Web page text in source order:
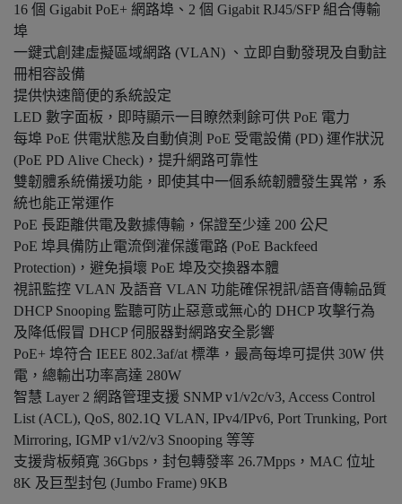
16 個 Gigabit PoE+ 網路埠、2 個 Gigabit RJ45/SFP 組合傳輸
埠
一鍵式創建虛擬區域網路 (VLAN) 、立即自動發現及自動註
冊相容設備
提供快速簡便的系統設定
LED 數字面板，即時顯示一目瞭然剩餘可供 PoE 電力
每埠 PoE 供電狀態及自動偵測 PoE 受電設備 (PD) 運作狀況
(PoE PD Alive Check)，提升網路可靠性
雙韌體系統備援功能，即使其中一個系統韌體發生異常，系
統也能正常運作
PoE 長距離供電及數據傳輸，保證至少達 200 公尺
PoE 埠具備防止電流倒灌保護電路 (PoE Backfeed
Protection)，避免損壞 PoE 埠及交換器本體
視訊監控 VLAN 及語音 VLAN 功能確保視訊/語音傳輸品質
DHCP Snooping 監聽可防止惡意或無心的 DHCP 攻擊行為
及降低假冒 DHCP 伺服器對網路安全影響
PoE+ 埠符合 IEEE 802.3af/at 標準，最高每埠可提供 30W 供
電，總輸出功率高達 280W
智慧 Layer 2 網路管理支援 SNMP v1/v2c/v3, Access Control
List (ACL), QoS, 802.1Q VLAN, IPv4/IPv6, Port Trunking, Port
Mirroring, IGMP v1/v2/v3 Snooping 等等
支援背板頻寬 36Gbps，封包轉發率 26.7Mpps，MAC 位址
8K 及巨型封包 (Jumbo Frame) 9KB